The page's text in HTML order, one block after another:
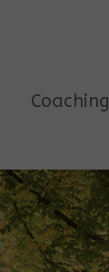
Coaching